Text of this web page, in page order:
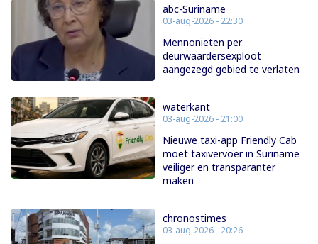
abc-Suriname
03-aug-2026 - 22:30
Mennonieten per
deurwaardersexploot
aangezegd gebied te verlaten
waterkant
03-aug-2026 - 21:00
Nieuwe taxi-app Friendly Cab
moet taxivervoer in Suriname
veiliger en transparanter
maken
chronostimes
03-aug-2026 - 20:26